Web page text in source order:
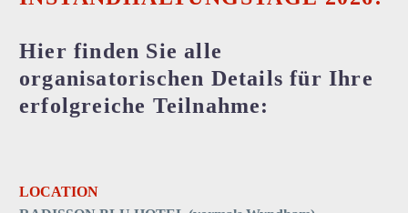
Hier finden Sie alle
organisatorischen Details für Ihre
erfolgreiche Teilnahme:
LOCATION